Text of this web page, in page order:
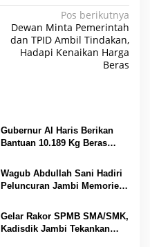
Pos berikutnya
Dewan Minta Pemerintah
dan TPID Ambil Tindakan,
Hadapi Kenaikan Harga
Beras
Gubernur Al Haris Berikan
Bantuan 10.189 Kg Beras
Sarolangun
Wagub Abdullah Sani Hadiri
Peluncuran Jambi Memories
Gelar Rakor SPMB SMA/SMK,
Kadisdik Jambi Tekankan